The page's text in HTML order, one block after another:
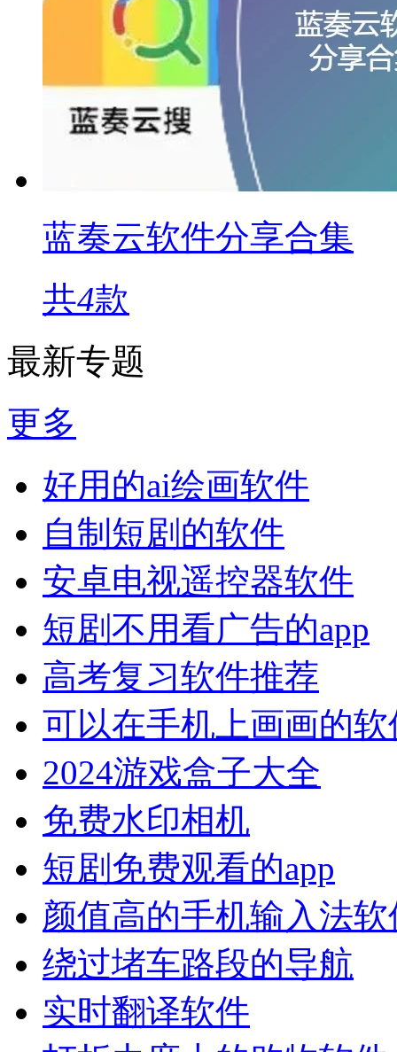
蓝奏云软件分享合集
共4款
最新专题
更多
好用的ai绘画软件
自制短剧的软件
安卓电视遥控器软件
短剧不用看广告的app
高考复习软件推荐
可以在手机上画画的软
2024游戏盒子大全
免费水印相机
短剧免费观看的app
颜值高的手机输入法软
绕过堵车路段的导航
实时翻译软件